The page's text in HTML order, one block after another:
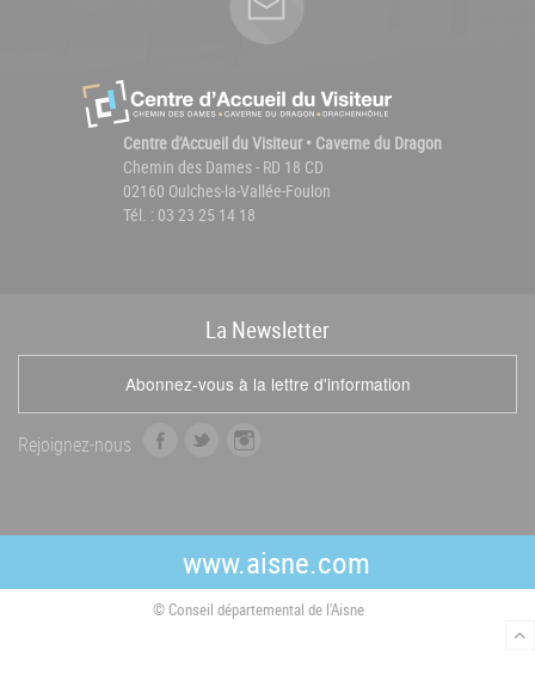
Centre d'Accueil du Visiteur • Caverne du Dragon
Chemin des Dames - RD 18 CD
02160 Oulches-la-Vallée-Foulon
Tél. : 03 23 25 14 18
La Newsletter
Abonnez-vous à la lettre d'information
Rejoignez-nous
b
o
t
e
r
a
g
r
a
www.aisne.com
© Conseil départemental de l'Aisne